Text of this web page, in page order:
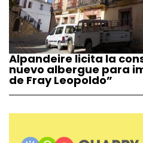
Alpandeire licita la
nuevo albergue para
de Fray Leopoldo”